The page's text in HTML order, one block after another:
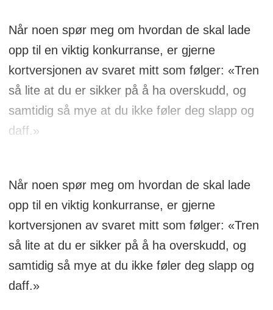
Når noen spør meg om hvordan de skal lade
opp til en viktig konkurranse, er gjerne
kortversjonen av svaret mitt som følger: «Tren
så lite at du er sikker på å ha overskudd, og
samtidig så mye at du ikke føler deg slapp og
daff.»
Når noen spør meg om hvordan de skal lade
opp til en viktig konkurranse, er gjerne
kortversjonen av svaret mitt som følger: «Tren
så lite at du er sikker på å ha overskudd, og
samtidig så mye at du ikke føler deg slapp og
daff.»